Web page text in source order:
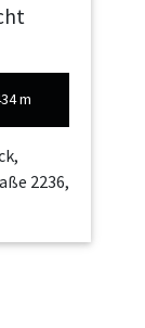
m
2236,